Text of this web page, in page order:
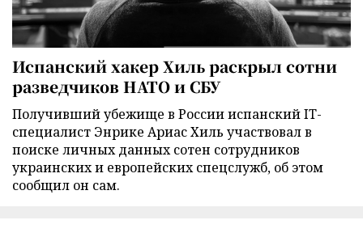
Испанский хакер Хиль раскрыл сотни
разведчиков НАТО и СБУ
Получивший убежище в России испанский IT-
специалист Энрике Ариас Хиль участвовал в
поиске личных данных сотен сотрудников
украинских и европейских спецслужб, об этом
сообщил он сам.